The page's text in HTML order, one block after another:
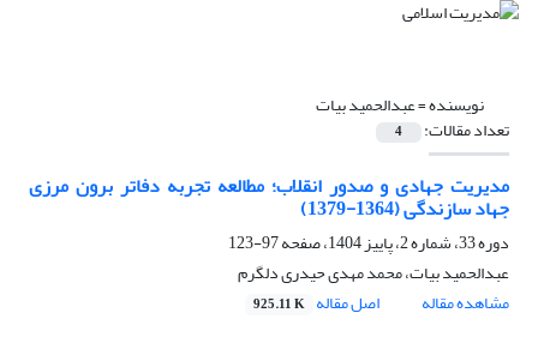
نویسنده =عبدالحمید بیات
تعداد مقالات: 4
مدیریت جهادی و صدور انقلاب؛ مطالعه تجربه دفاتر برون مرزی
جهاد سازندگی (1364-1379)
دوره 33، شماره 2، پاییز 1404، صفحه
97-123
عبدالحمید بیات، محمد مهدی حیدری دلگرم
مشاهده مقاله
اصل مقاله 925.11 K